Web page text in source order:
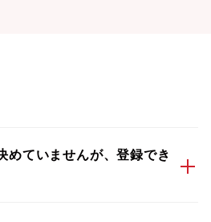
めていませんが、登録でき